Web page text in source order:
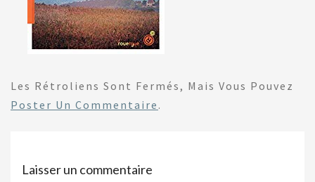
Les Rétroliens Sont Fermés, Mais Vous Pouvez
Poster Un Commentaire .
Laisser un commentaire